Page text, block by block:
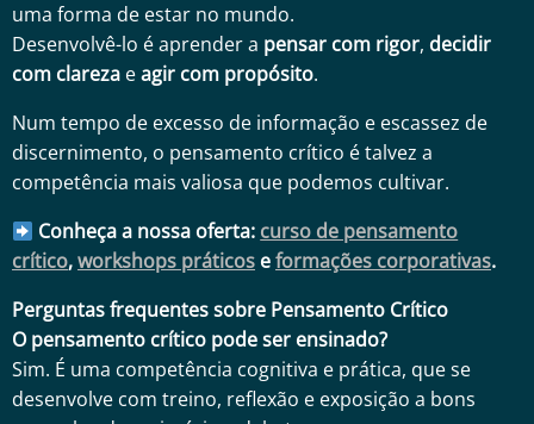
uma forma de estar no mundo.
Desenvolvê-lo é aprender a pensar com rigor, decidir
com clareza eagir com propósito.
Num tempo de excesso de informação e escassez de
discernimento, o pensamento crítico é talvez a
competência mais valiosa que podemos cultivar.
Conheça a nossa oferta: curso de pensamento
crítico,workshops práticos eformações corporativas.
Perguntas frequentes sobre Pensamento Crítico
O pensamento crítico pode ser ensinado?
Sim. É uma competência cognitiva e prática, que se
desenvolve com treino, reflexão e exposição a bons